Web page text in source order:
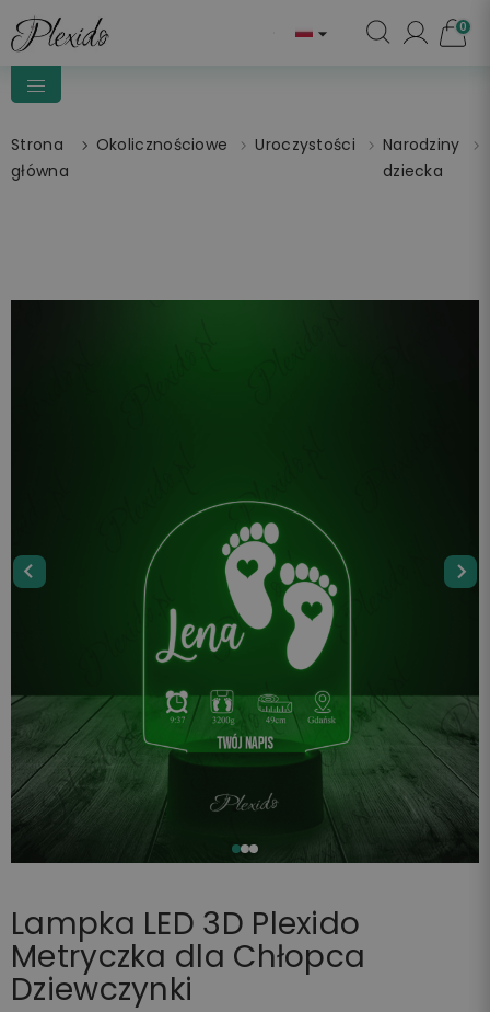
 0
Strona
główna
Okolicznościowe Uroczystości
Narodziny
dziecka
Lampka LED 3D Plexido
Metryczka dla Chłopca
Dziewczynki